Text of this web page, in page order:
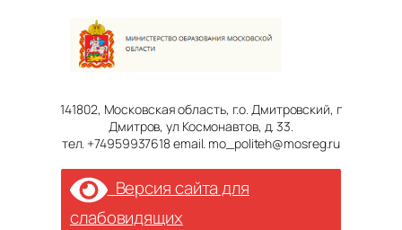
141802, Московская область, г.о. Дмитровский, г
Дмитров, ул Космонавтов, д. 33.
тел. +74959937618 email. mo_politeh@mosreg.ru
Версия сайта для
слабовидящих